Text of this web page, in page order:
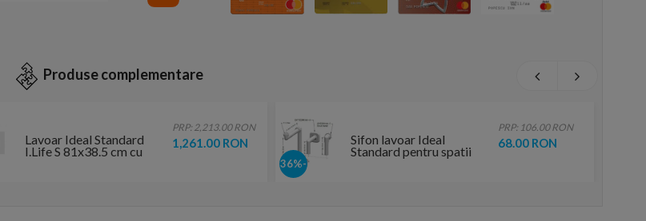
Produse complementare
-36%
Sifon lavoar Ideal
Standard pentru spatii
PRP: 106.00 RON
68.00 RON
Lavoar Ideal Standard
I.Life S 81x38.5 cm cu
PRP: 2,213.00 RON
1,261.00 RON